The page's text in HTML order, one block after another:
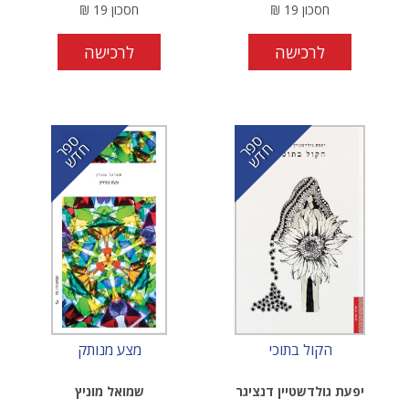
חסכון 19
₪
לרכישה
חסכון 19
₪
לרכישה
ס
פ
ר
ח
ד
ש
הקול בתוכי
יפעת גולדשטיין דנציגר
ס
פ
ר
ח
ד
ש
מצע מנותק
שמואל מוניץ